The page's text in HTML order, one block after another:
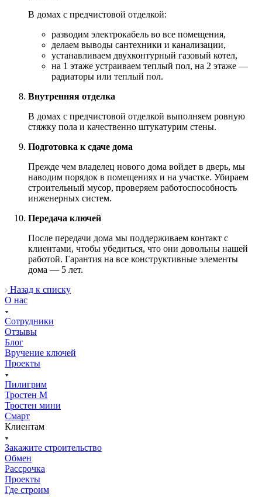
В домах с предчистовой отделкой:
разводим электрокабель во все помещения,
делаем выводы сантехники и канализации,
устанавливаем двухконтурный газовый котел,
на 1 этаже устраиваем теплый пол, на 2 этаже —
радиаторы или теплый пол.
Внутренняя отделка
В домах с предчистовой отделкой выполняем ровную
стяжку пола и качественно штукатурим стены.
Подготовка к сдаче дома
Прежде чем владелец нового дома войдет в дверь, мы
наводим порядок в помещениях и на участке. Убираем
строительный мусор, проверяем работоспособность
инженерных систем.
Передача ключей
После передачи дома мы поддерживаем контакт с
клиентами, чтобы убедиться, что они довольны нашей
работой. Гарантия на все конструктивные элементы
дома — 5 лет.
Назад к списку
О нас
Сотрудники
Отзывы
Блог
Вручение ключей
Проекты
Пилигрим
Тростен М
Тростен мини
Смарт
Клиентам
Закажите строительство
Обмен
Рассрочка
Проекты
Где строим